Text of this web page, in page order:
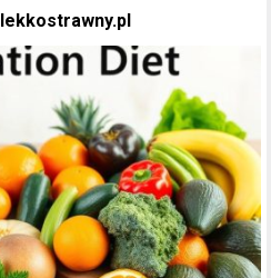
lekkostrawny.pl